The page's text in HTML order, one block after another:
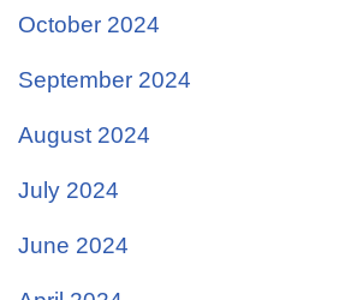
October 2024
September 2024
August 2024
July 2024
June 2024